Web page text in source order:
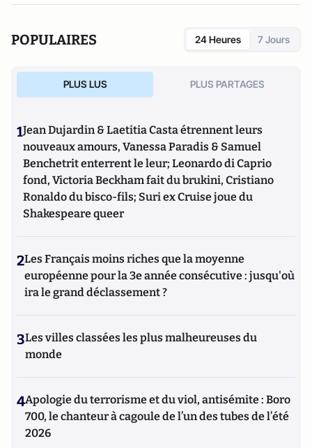
POPULAIRES 24 Heures 7 Jours
PLUS LUS PLUS PARTAGES
1Jean Dujardin & Laetitia Casta étrennent leurs
nouveaux amours, Vanessa Paradis & Samuel
Benchetrit enterrent le leur; Leonardo di Caprio
fond, Victoria Beckham fait du brukini, Cristiano
Ronaldo du bisco-fils; Suri ex Cruise joue du
Shakespeare queer
2Les Français moins riches que la moyenne
européenne pour la 3e année consécutive : jusqu'où
ira le grand déclassement ?
3Les villes classées les plus malheureuses du
monde
4Apologie du terrorisme et du viol, antisémite : Boro
700, le chanteur à cagoule de l’un des tubes de l’été
2026